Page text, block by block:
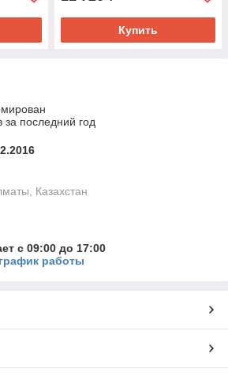
Купить
последний год
Казахстан
с 09:00 до 17:00
работы